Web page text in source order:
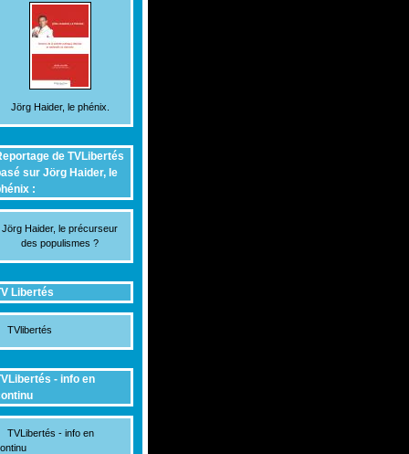
Jörg Haider, le phénix.
de TVLibertés
sur Jörg Haider, le
:
Jörg Haider, le précurseur
des populismes ?
Libertés
TVlibertés
- info en
TVLibertés - info en